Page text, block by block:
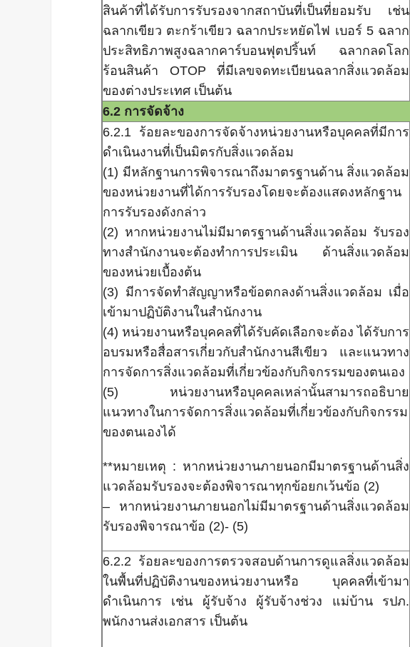
สินค้าที่ได้รับการรับรองจากสถาบันที่เป็นที่ยอมรับ เช่น
ฉลากเขียว ตะกร้าเขียว ฉลากประหยัดไฟ เบอร์ 5 ฉลาก
ประสิทธิภาพสูงฉลากคาร์บอนฟุตปริ้นท์ ฉลากลดโลก
ร้อนสินค้า OTOP ที่มีเลขจดทะเบียนฉลากสิ่งแวดล้อม
ของต่างประเทศ เป็นต้น
6.2 การจัดจ้าง
6.2.1 ร้อยละของการจัดจ้างหน่วยงานหรือบุคคลที่มีการ
ดำเนินงานที่เป็นมิตรกับสิ่งแวดล้อม
(1) มีหลักฐานการพิจารณาถึงมาตรฐานด้าน สิ่งแวดล้อม
ของหน่วยงานที่ได้การรับรองโดยจะต้องแสดงหลักฐาน
การรับรองดังกล่าว
(2) หากหน่วยงานไม่มีมาตรฐานด้านสิ่งแวดล้อม รับรอง
ทางสำนักงานจะต้องทำการประเมิน ด้านสิ่งแวดล้อม
ของหน่วยเบื้องต้น
(3) มีการจัดทำสัญญาหรือข้อตกลงด้านสิ่งแวดล้อม เมื่อ
เข้ามาปฏิบัติงานในสำนักงาน
(4) หน่วยงานหรือบุคคลที่ได้รับคัดเลือกจะต้อง ได้รับการ
อบรมหรือสื่อสารเกี่ยวกับสำนักงานสีเขียว และแนวทาง
การจัดการสิ่งแวดล้อมที่เกี่ยวข้องกับกิจกรรมของตนเอง
(5) หน่วยงานหรือบุคคลเหล่านั้นสามารถอธิบาย
แนวทางในการจัดการสิ่งแวดล้อมที่เกี่ยวข้องกับกิจกรรม
ของตนเองได้
**หมายเหตุ : หากหน่วยงานภายนอกมีมาตรฐานด้านสิ่ง
แวดล้อมรับรองจะต้องพิจารณาทุกข้อยกเว้นข้อ (2)
– หากหน่วยงานภายนอกไม่มีมาตรฐานด้านสิ่งแวดล้อม
รับรองพิจารณาข้อ (2)- (5)
6.2.2 ร้อยละของการตรวจสอบด้านการดูแลสิ่งแวดล้อม
ในพื้นที่ปฏิบัติงานของหน่วยงานหรือ บุคคลที่เข้ามา
ดำเนินการ เช่น ผู้รับจ้าง ผู้รับจ้างช่วง แม่บ้าน รปภ.
พนักงานส่งเอกสาร เป็นต้น